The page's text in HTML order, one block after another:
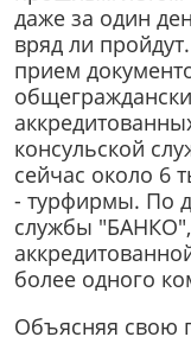
даже за один
вряд ли
прием
консульской
сейчас около 6
- турфирмы. По
службы
более одного
Объясняя свою